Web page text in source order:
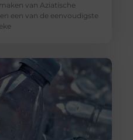
van Aziatische
een van de eenvoudigste